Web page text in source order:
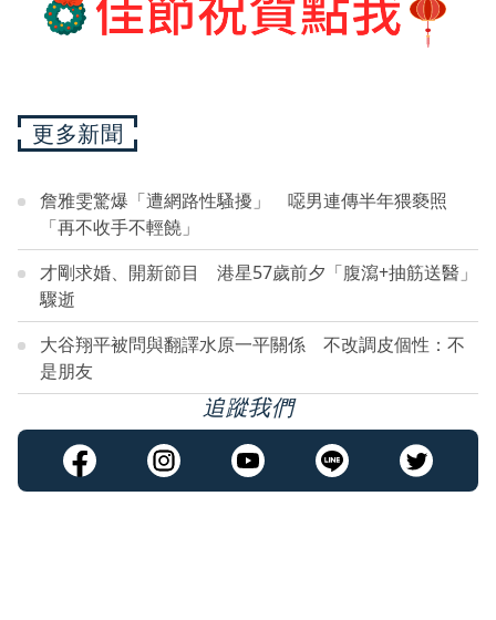
更多新聞
詹雅雯驚爆「遭網路性騷擾」 噁男連傳半年猥褻照
「再不收手不輕饒」
才剛求婚、開新節目 港星57歲前夕「腹瀉+抽筋送醫」
驟逝
大谷翔平被問與翻譯水原一平關係 不改調皮個性：不
是朋友
追蹤我們